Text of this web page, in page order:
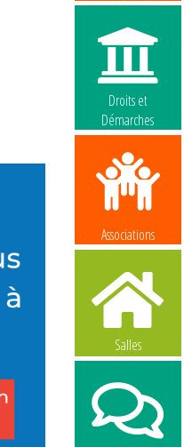
Droits et
Démarches
Associations
Salles